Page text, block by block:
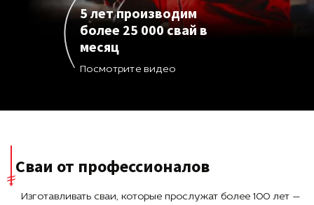
5 лет производим
более 25 000 свай в
месяц
Посмотрите видео
Сваи от профессионалов
Изготавливать сваи, которые прослужат более 100 лет —